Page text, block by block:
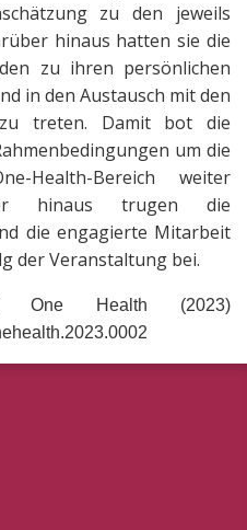
zu den jeweils
hinaus hatten sie die
zu ihren persönlichen
in den Austausch mit den
zu treten. Damit bot die
um die
Health-Bereich weiter
hinaus trugen die
die engagierte Mitarbeit
der Veranstaltung bei.
Health (2023)